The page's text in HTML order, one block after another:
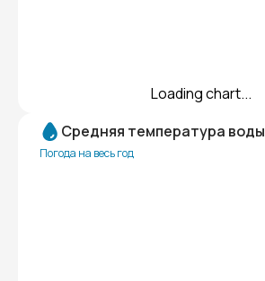
Loading chart...
Средняя температура воды
Погода на весь год